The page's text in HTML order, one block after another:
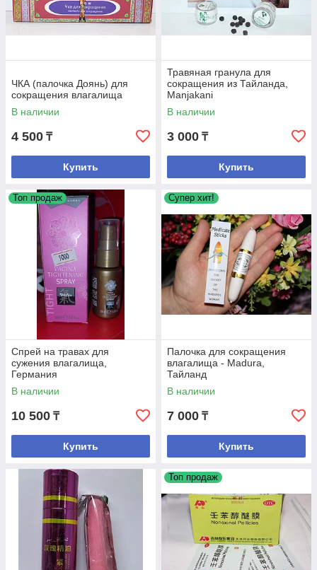
ЧКА (палочка Доянь) для
сокращения влагалища
В наличии
4 500 ₸
Купить
Травяная гранула для
сокращения из Тайланда,
Manjаkаni
В наличии
3 000 ₸
Купить
Топ продаж
Спрей на травах для
сужения влагалища,
Германия
В наличии
10 500 ₸
Купить
Супер хит!
Палочка для сокращения
влагалища - Madura,
Тайланд
В наличии
7 000 ₸
Купить
Топ продаж